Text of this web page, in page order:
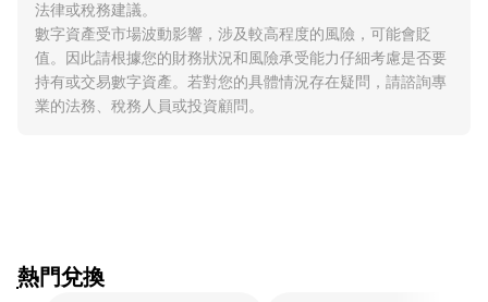
法律或稅務建議。
數字資產受市場波動影響，涉及較高程度的風險，可能會貶
值。因此請根據您的財務狀況和風險承受能力仔細考慮是否要
持有或交易數字資產。若對您的具體情況存在疑問，請諮詢專
業的法務、稅務人員或投資顧問。
ִִִִִִִִִִִִִִִִִִִִִִִִִִִִִִִִִִִִִִִִִִִִִִִִ熱門兌換